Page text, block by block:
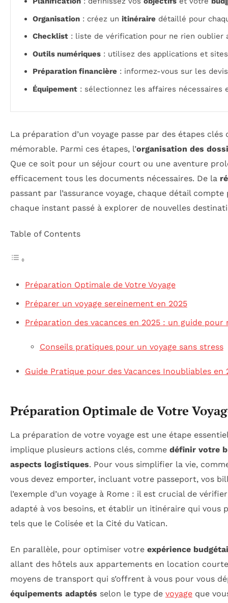
Organisation : créez un itinéraire détaillé pour
Checklist : liste de vérification pour ne rien oublier
Outils numériques : utilisez des applications et
Préparation financière : informez-vous sur les
Équipement : sélectionnez les affaires
La préparation d’un voyage passe par des étapes
mémorable. Parmi ces étapes, l’organisation des
Que ce soit pour un séjour court ou une aventure
efficacement tous les documents nécessaires. De la
passant par l’assurance voyage, chaque détail
chaque instant passé à explorer de nouvelles
Table of Contents
Préparation Optimale de Votre Voyage
Préparer un voyage sereinement en 2025
Préparation des vacances en 2025 : un guide pour
Conseils pratiques pour un voyage sans stress
Guide Pratique pour des Vacances Inoubliables en
Préparation Optimale de Votre
La préparation de votre voyage est une étape
implique plusieurs actions clés, comme définir votre
aspects logistiques. Pour vous simplifier la vie,
vous devez emporter, incluant votre passeport, vos
l’exemple d’un voyage à Rome : il est crucial de
adapté à vos besoins, et établir un itinéraire qui vous
tels que le Colisée et la Cité du Vatican.
En parallèle, pour optimiser votre expérience
allant des hôtels aux appartements en location courte
moyens de transport qui s’offrent à vous pour vous
équipements adaptés selon le type de voyage que